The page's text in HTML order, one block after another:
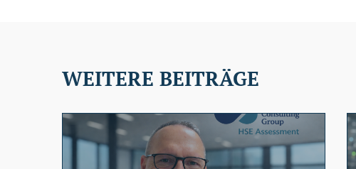
WEITERE BEITRÄGE